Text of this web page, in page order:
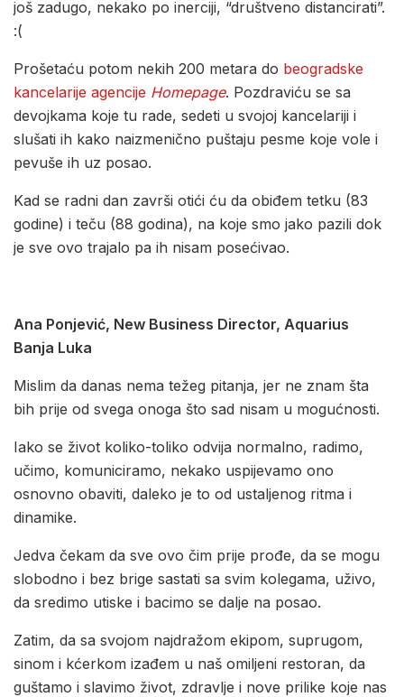
još zadugo, nekako po inerciji, “društveno distancirati”.
:(
Prošetaću potom nekih 200 metara do beogradske
kancelarije agencije Homepage. Pozdraviću se sa
devojkama koje tu rade, sedeti u svojoj kancelariji i
slušati ih kako naizmenično puštaju pesme koje vole i
pevuše ih uz posao.
Kad se radni dan završi otići ću da obiđem tetku (83
godine) i teču (88 godina), na koje smo jako pazili dok
je sve ovo trajalo pa ih nisam posećivao.
Ana Ponjević, New Business Director, Aquarius
Banja Luka
Mislim da danas nema težeg pitanja, jer ne znam šta
bih prije od svega onoga što sad nisam u mogućnosti.
Iako se život koliko-toliko odvija normalno, radimo,
učimo, komuniciramo, nekako uspijevamo ono
osnovno obaviti, daleko je to od ustaljenog ritma i
dinamike.
Jedva čekam da sve ovo čim prije prođe, da se mogu
slobodno i bez brige sastati sa svim kolegama, uživo,
da sredimo utiske i bacimo se dalje na posao.
Zatim, da sa svojom najdražom ekipom, suprugom,
sinom i kćerkom izađem u naš omiljeni restoran, da
guštamo i slavimo život, zdravlje i nove prilike koje nas